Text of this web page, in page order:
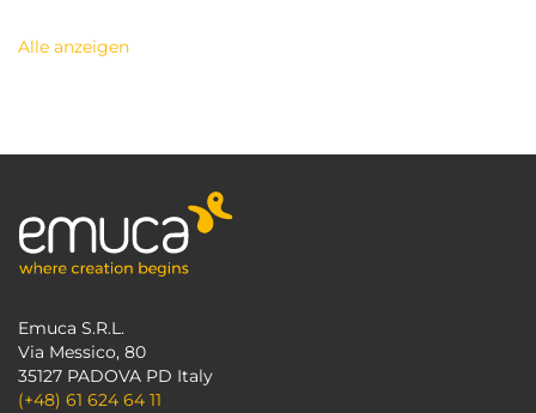
Alle anzeigen
Emuca S.R.L.
Via Messico, 80
35127 PADOVA PD Italy
(+48) 61 624 64 11